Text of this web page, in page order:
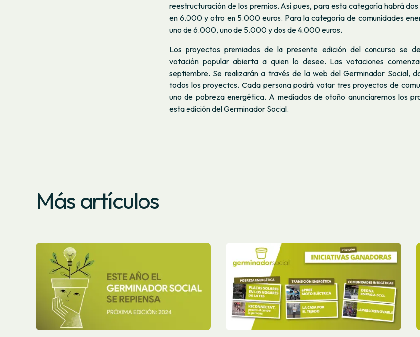
reestructuración de los premios. Así pues, para esta categoría habrá
en 6.000 y otro en 5.000 euros. Para la categoría de comunidades
uno de 6.000, uno de 5.000 y dos de 4.000 euros.
Los proyectos premiados de la presente edición del concurso se
votación popular abierta a quien lo desee. Las votaciones
septiembre. Se realizarán a través de la web del Germinador Social,
todos los proyectos. Cada persona podrá votar tres proyectos de
uno de pobreza energética. A mediados de otoño anunciaremos los
esta edición del Germinador Social.
Más artículos